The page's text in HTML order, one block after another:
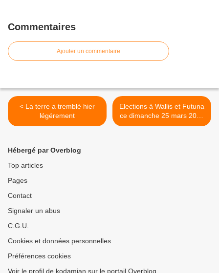
Commentaires
Ajouter un commentaire
< La terre a tremblé hier
légérement
Elections à Wallis et Futuna
ce dimanche 25 mars 2012
>
Hébergé par Overblog
Top articles
Pages
Contact
Signaler un abus
C.G.U.
Cookies et données personnelles
Préférences cookies
Voir le profil de kodamian sur le portail Overblog